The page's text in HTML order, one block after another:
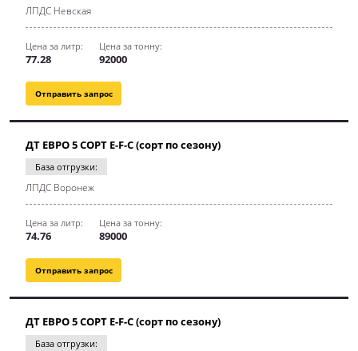
Отправить запрос
ЛПДС Невская
Цена за литр:
77.28
Цена за тонну:
92000
Отправить запрос
ДТ ЕВРО 5 СОРТ E-F-C (сорт по сезону)
База отгрузки:
ЛПДС Воронеж
Цена за литр:
74.76
Цена за тонну:
89000
ДТ ЕВРО 5 СОРТ E-F-C (сорт по сезону)
База отгрузки: